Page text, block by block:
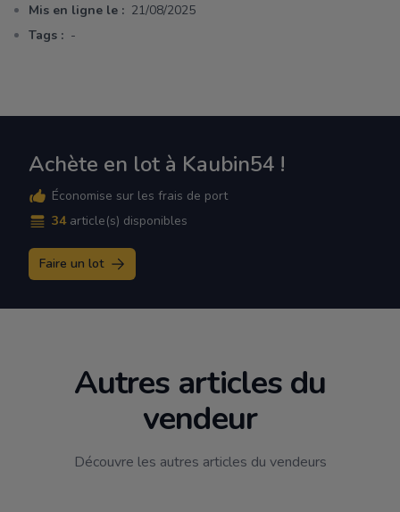
Mis en ligne le : 21/08/2025
Tags : -
Achète en lot à Kaubin54 !
Économise sur les frais de port
34 article(s) disponibles
Faire un lot
Autres articles du
vendeur
Découvre les autres articles du vendeurs